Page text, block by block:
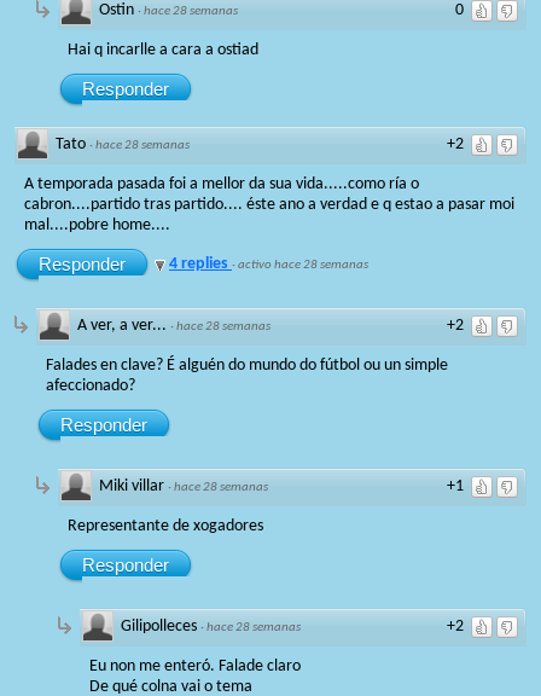
0
Ostin ·hace 28 semanas
Hai q incarlle a cara a ostiad
Responder
+2
Tato ·hace 28 semanas
A temporada pasada foi a mellor da sua vida.....como ría o
cabron....partido tras partido.... éste ano a verdad e q estao a pasar moi
mal....pobre home....
Responder 4 replies ·activo hace 28 semanas
+2
A ver, a ver... ·hace 28 semanas
Falades en clave? É alguén do mundo do fútbol ou un simple
afeccionado?
Responder
+1
Miki villar ·hace 28 semanas
Representante de xogadores
Responder
+2
Gilipolleces ·hace 28 semanas
Eu non me enteró. Falade claro
De qué colna vai o tema